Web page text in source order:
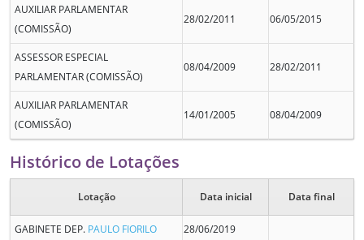
AUXILIAR PARLAMENTAR
(COMISSÃO)
28/02/2011 06/05/2015
ASSESSOR ESPECIAL
PARLAMENTAR (COMISSÃO)
08/04/2009 28/02/2011
AUXILIAR PARLAMENTAR
(COMISSÃO)
14/01/2005 08/04/2009
Histórico de Lotações
Lotação Data inicial Data final
GABINETE DEP. PAULO FIORILO 28/06/2019